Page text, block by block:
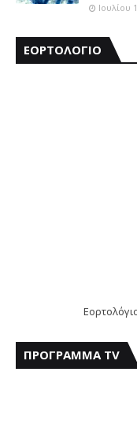
Ιουλίου
ΕΟΡΤΟΛΟΓΙΟ
ΠΡΟΓΡΑΜΜΑ TV